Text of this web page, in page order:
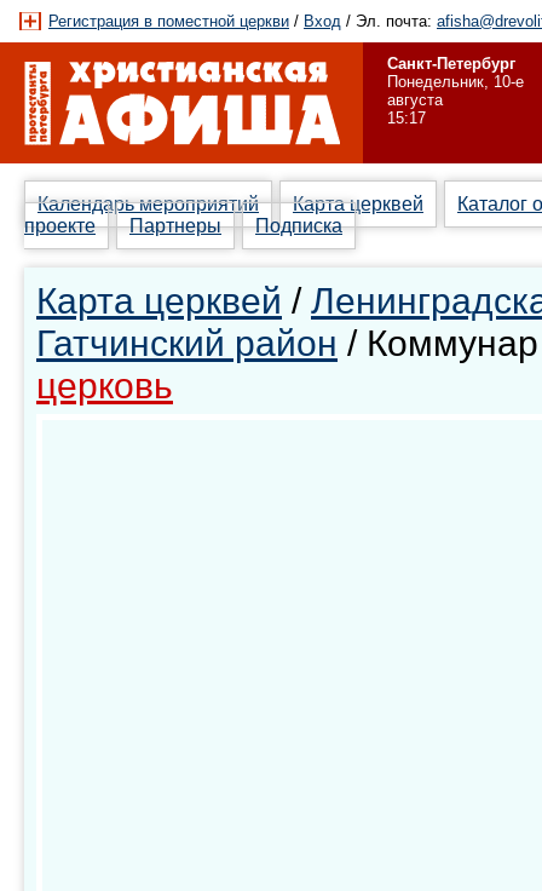
Регистрация в поместной церкви / Вход / Эл. почта:
Санкт-Петербург
Понедельник, 10-е
августа
15:17
Календарь мероприятий Карта церквей
Каталог
проекте
Партнеры Подписка
Карта церквей /
Гатчинский район /
церковь